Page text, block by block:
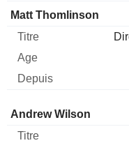
Matt Thomlinson
Administrateur Titre
Andrew Wilson